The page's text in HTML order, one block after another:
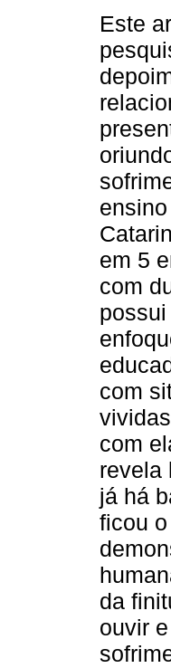
Este
em 5
com
com
com
revela
já há
ficou
da
ouvir